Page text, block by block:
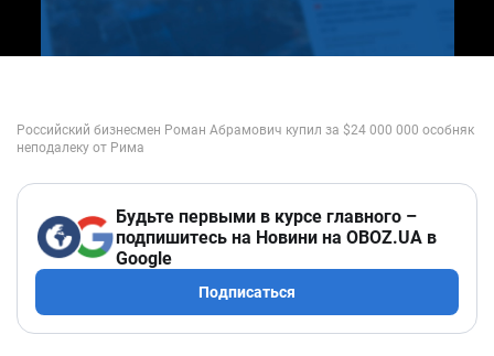
Будьте первыми в курсе главного –
подпишитесь на Новини на OBOZ.UA в
Google
Подписаться